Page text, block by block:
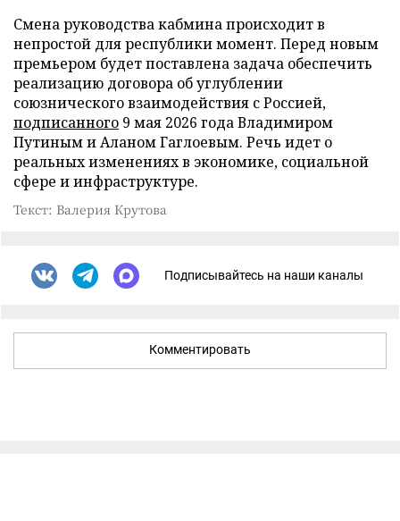
Смена руководства кабмина происходит в
непростой для республики момент. Перед новым
премьером будет поставлена задача обеспечить
реализацию договора об углублении
союзнического взаимодействия с Россией,
подписанного 9 мая 2026 года Владимиром
Путиным и Аланом Гаглоевым. Речь идет о
реальных изменениях в экономике, социальной
сфере и инфраструктуре.
Текст: Валерия Крутова
Подписывайтесь на наши каналы
Комментировать